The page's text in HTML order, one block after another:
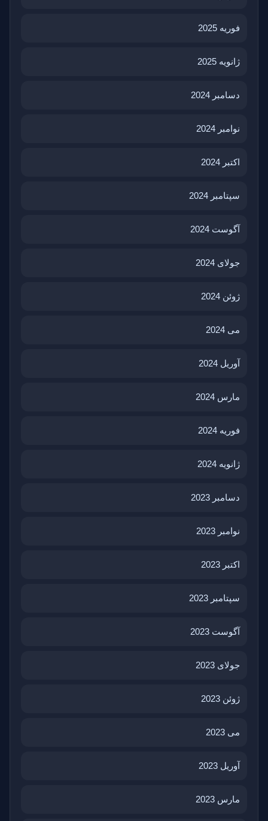
فوریه 2025
ژانویه 2025
دسامبر 2024
نوامبر 2024
اکتبر 2024
سپتامبر 2024
آگوست 2024
جولای 2024
ژوئن 2024
می 2024
آوریل 2024
مارس 2024
فوریه 2024
ژانویه 2024
دسامبر 2023
نوامبر 2023
اکتبر 2023
سپتامبر 2023
آگوست 2023
جولای 2023
ژوئن 2023
می 2023
آوریل 2023
مارس 2023